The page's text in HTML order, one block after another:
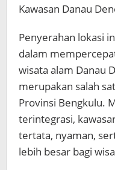
Kawasan Danau
Penyerahan lokasi
dalam
wisata alam Danau
merupakan salah
Provinsi Bengkulu.
terintegrasi,
tertata, nyaman,
lebih besar bagi